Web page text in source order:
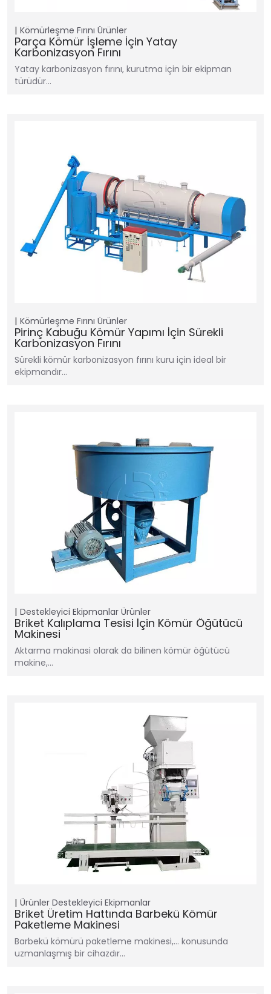
Kömürleşme Fırını Ürünler
Parça Kömür İşleme İçin Yatay
Karbonizasyon Fırını
Yatay karbonizasyon fırını, kurutma için bir ekipman
türüdür...
Kömürleşme Fırını Ürünler
Pirinç Kabuğu Kömür Yapımı İçin Sürekli
Karbonizasyon Fırını
Sürekli kömür karbonizasyon fırını kuru için ideal bir
ekipmandır…
Destekleyici Ekipmanlar Ürünler
Briket Kalıplama Tesisi İçin Kömür Öğütücü
Makinesi
Aktarma makinasi olarak da bilinen kömür öğütücü
makine,…
Ürünler Destekleyici Ekipmanlar
Briket Üretim Hattında Barbekü Kömür
Paketleme Makinesi
Barbekü kömürü paketleme makinesi,… konusunda
uzmanlaşmış bir cihazdır…